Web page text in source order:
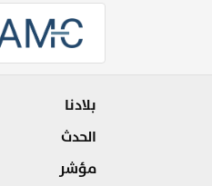
بلادنا
الحدث
مؤشر